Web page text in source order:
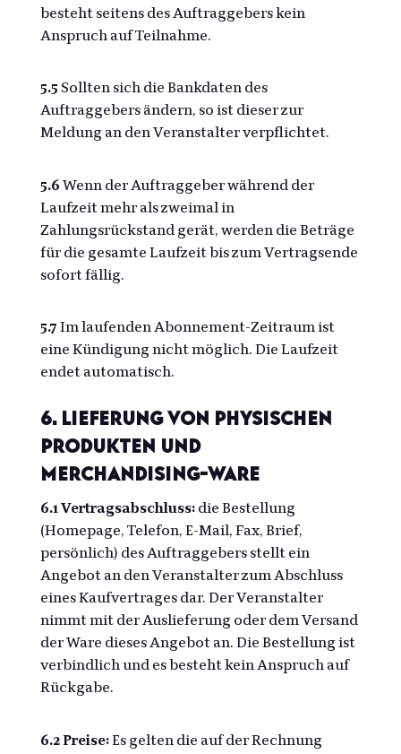
besteht seitens des Auftraggebers kein
Anspruch auf Teilnahme.
5.5 Sollten sich die Bankdaten des
Auftraggebers ändern, so ist dieser zur
Meldung an den Veranstalter verpflichtet.
5.6 Wenn der Auftraggeber während der
Laufzeit mehr als zweimal in
Zahlungsrückstand gerät, werden die Beträge
für die gesamte Laufzeit bis zum Vertragsende
sofort fällig.
5.7 Im laufenden Abonnement-Zeitraum ist
eine Kündigung nicht möglich. Die Laufzeit
endet automatisch.
6. Lieferung von physischen
Produkten und
Merchandising-Ware
6.1 Vertragsabschluss:die Bestellung
(Homepage, Telefon, E-Mail, Fax, Brief,
persönlich) des Auftraggebers stellt ein
Angebot an den Veranstalter zum Abschluss
eines Kaufvertrages dar. Der Veranstalter
nimmt mit der Auslieferung oder dem Versand
der Ware dieses Angebot an. Die Bestellung ist
verbindlich und es besteht kein Anspruch auf
Rückgabe.
6.2 Preise:Es gelten die auf der Rechnung